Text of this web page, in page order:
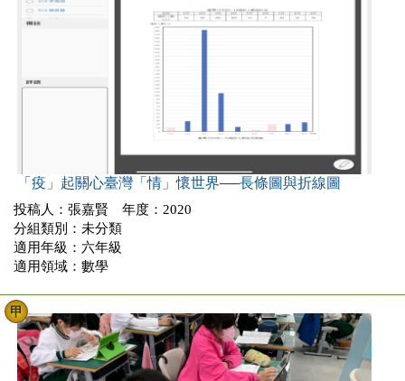
「疫」起關心臺灣「情」懷世界──長條圖與折線圖
投稿人：張嘉賢 年度：2020
分組類別：未分類
適用年級：六年級
適用領域：數學
甲